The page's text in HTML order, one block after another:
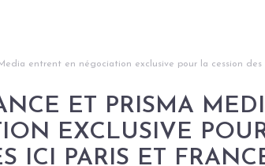
entrent en négociation exclusive pour la cession
ET PRISMA
EXCLUSIVE
ICI PARIS ET